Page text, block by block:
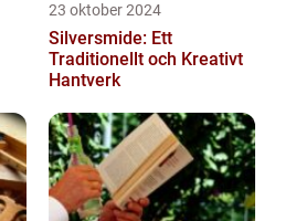
23 oktober 2024
Silversmide: Ett
Traditionellt och Kreativt
Hantverk